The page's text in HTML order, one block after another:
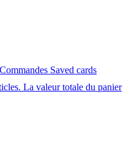
Commandes Saved cards
La valeur totale du panier